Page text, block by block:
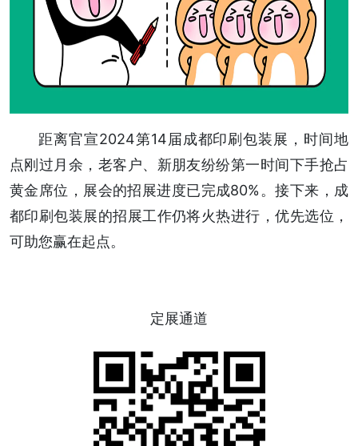
距离官宣2024第14届成都印刷包装展，时间地
点刚过月余，老客户、新朋友纷纷第一时间下手抢占
黄金席位，展会的招展进度已完成80%。接下来，成
都印刷包装展的招展工作仍将火热进行，优先选位，
可助您赢在起点。
定展通道